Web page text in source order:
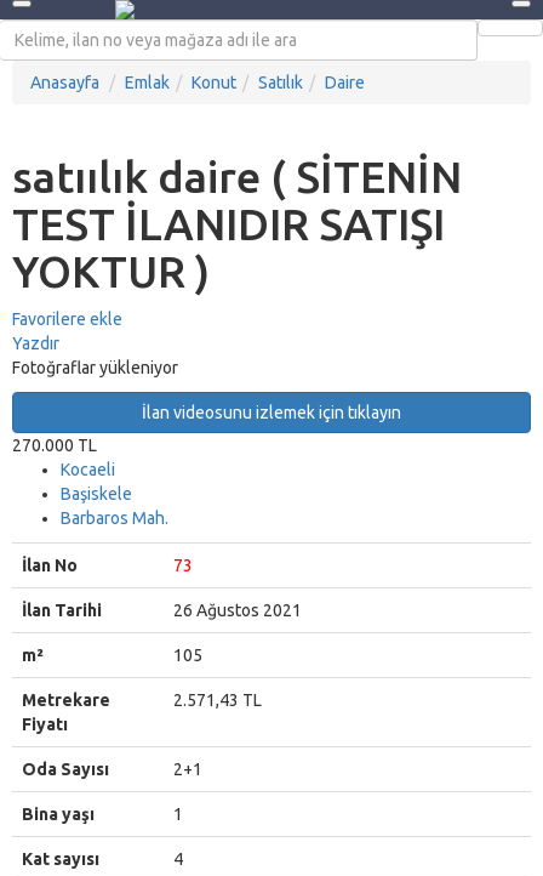
Anasayfa Emlak Konut Satılık Daire
satıılık daire ( SİTENİN
TEST İLANIDIR SATIŞI
YOKTUR )
Favorilere ekle
Yazdır
Fotoğraflar yükleniyor
İlan videosunu izlemek için tıklayın
270.000 TL
Kocaeli
Başiskele
Barbaros Mah.
İlan No 73
İlan Tarihi 26 Ağustos 2021
m² 105
Metrekare
Fiyatı
2.571,43 TL
Oda Sayısı 2+1
Bina yaşı 1
Kat sayısı 4